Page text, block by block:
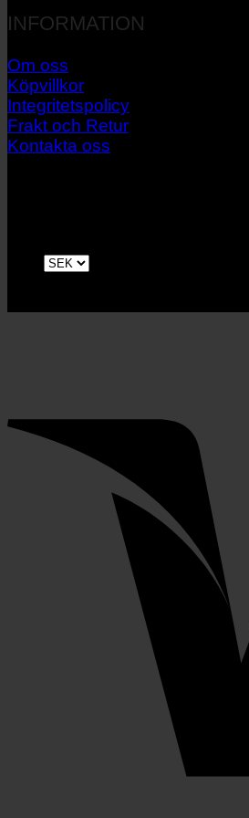
INFORMATION
Om oss
Köpvillkor
Integritetspolicy
Frakt och Retur
Kontakta oss